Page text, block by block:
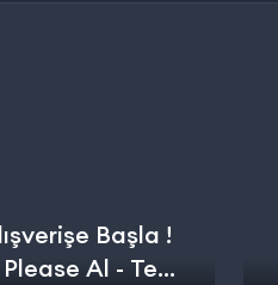
Başla !
Al - Test